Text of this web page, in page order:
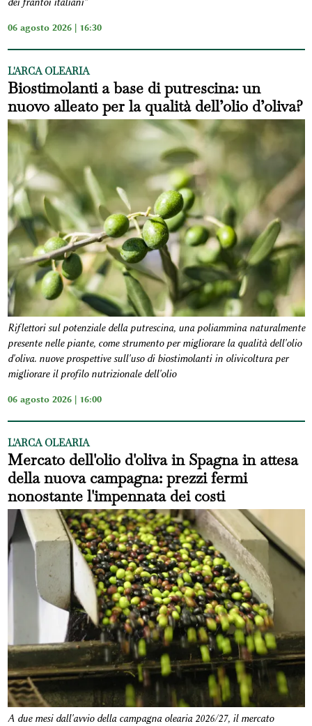
dei frantoi italiani”
06 agosto 2026 | 16:30
L'ARCA OLEARIA
Biostimolanti a base di putrescina: un
nuovo alleato per la qualità dell’olio d’oliva?
Riflettori sul potenziale della putrescina, una poliammina naturalmente
presente nelle piante, come strumento per migliorare la qualità dell'olio
d'oliva. nuove prospettive sull'uso di biostimolanti in olivicoltura per
migliorare il profilo nutrizionale dell'olio
06 agosto 2026 | 16:00
L'ARCA OLEARIA
Mercato dell'olio d'oliva in Spagna in attesa
della nuova campagna: prezzi fermi
nonostante l'impennata dei costi
A due mesi dall'avvio della campagna olearia 2026/27, il mercato